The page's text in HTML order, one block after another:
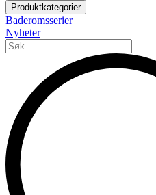
Produktkategorier
Baderomsserier
Nyheter